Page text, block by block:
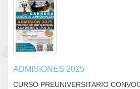
ADMISIONES 2025
CURSO PREUNIVERSITARIO